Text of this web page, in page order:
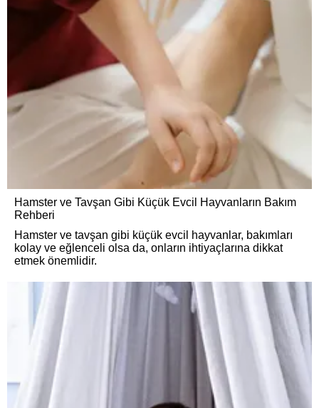
Hamster ve Tavşan Gibi Küçük Evcil Hayvanların Bakım
Rehberi
Hamster ve tavşan gibi küçük evcil hayvanlar, bakımları
kolay ve eğlenceli olsa da, onların ihtiyaçlarına dikkat
etmek önemlidir.